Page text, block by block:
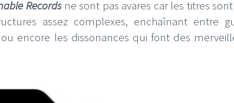
Recordsne sont pas avares car les titres sont
assez complexes, enchaînant entre
encore les dissonances qui font des